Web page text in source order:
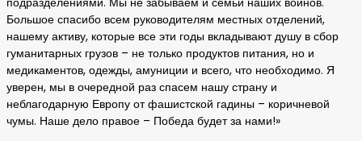
подразделениями. Мы не забываем и семьи наших воинов.
Большое спасибо всем руководителям местных отделений,
нашему активу, которые все эти годы вкладывают душу в сбор
гуманитарных грузов – не только продуктов питания, но и
медикаментов, одежды, амуниции и всего, что необходимо. Я
уверен, мы в очередной раз спасем нашу страну и
неблагодарную Европу от фашистской гадины – коричневой
чумы. Наше дело правое – Победа будет за нами!»